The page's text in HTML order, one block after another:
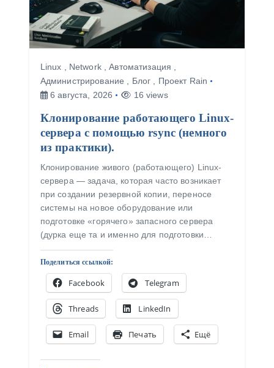
Linux Network,Автоматизация
Администрирование
Блог
Проект Rain
6 августа, 2026
16 views
Клонирование работающего Linux-
сервера с помощью rsync (немного
из практики).
Клонирование живого (работающего) Linux-
сервера — задача, которая часто возникает
при создании резервной копии, переносе
системы на новое оборудование или
подготовке «горячего» запасного сервера
(дурка еще та и именно для подготовки…
Поделиться ссылкой:
Facebook Telegram
Threads LinkedIn
Email Печать Ещё